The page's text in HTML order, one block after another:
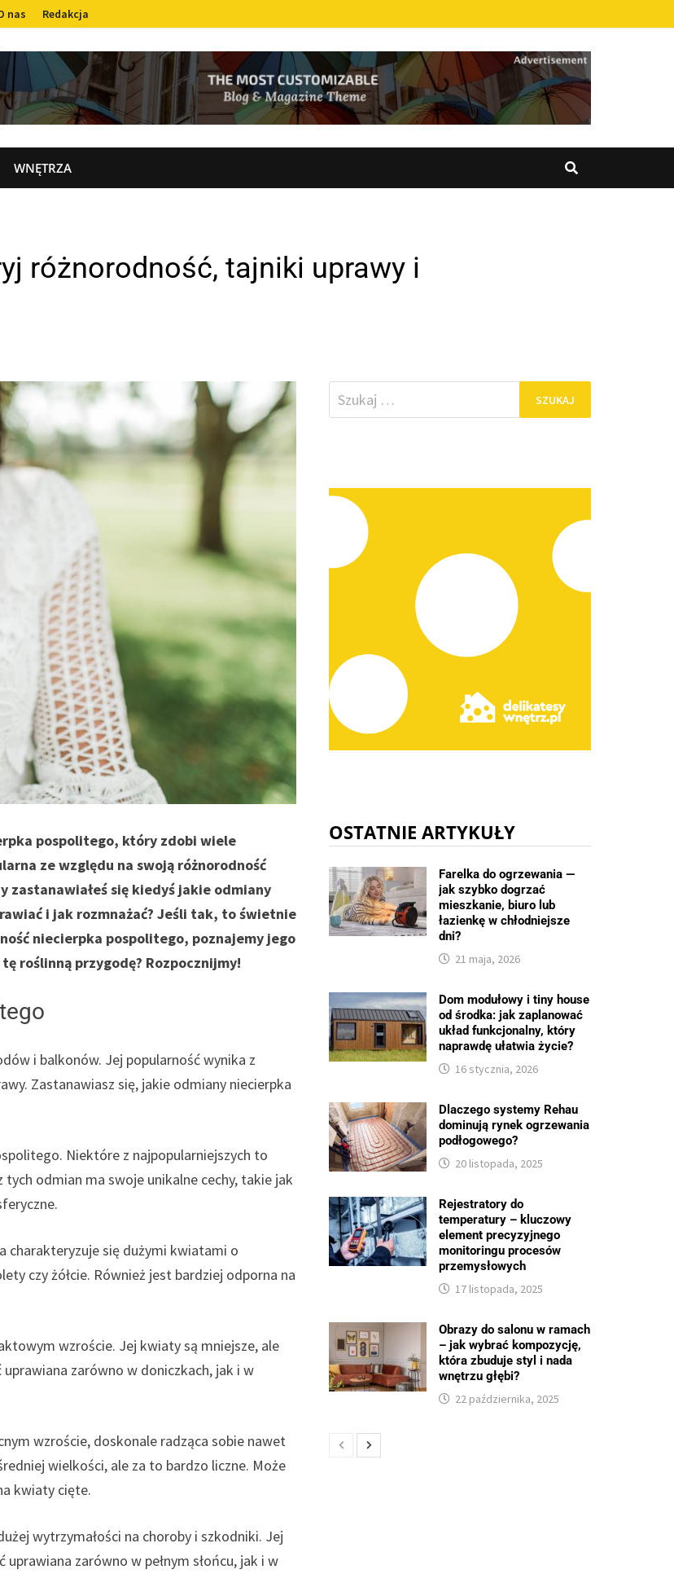
nas Redakcja
WNĘTRZA
różnorodność, tajniki uprawy i
pospolitego, który zdobi wiele
ze względu na swoją różnorodność
zastanawiałeś się kiedyś jakie odmiany
i jak rozmnażać? Jeśli tak, to świetnie
niecierpka pospolitego, poznajemy jego
roślinną przygodę? Rozpocznijmy!
i balkonów. Jej popularność wynika z
Zastanawiasz się, jakie odmiany niecierpka
Niektóre z najpopularniejszych to
tych odmian ma swoje unikalne cechy, takie jak
się dużymi kwiatami o
czy żółcie. Również jest bardziej odporna na
wzroście. Jej kwiaty są mniejsze, ale
zarówno w doniczkach, jak i w
wzroście, doskonale radząca sobie nawet
wielkości, ale za to bardzo liczne. Może
kwiaty cięte.
wytrzymałości na choroby i szkodniki. Jej
zarówno w pełnym słońcu, jak i w
Szukaj:
OSTATNIE ARTYKUŁY
Farelka do ogrzewania —
jak szybko dogrzać
mieszkanie, biuro lub
łazienkę w chłodniejsze
dni?
21 maja, 2026
Dom modułowy i tiny house
od środka: jak zaplanować
układ funkcjonalny, który
naprawdę ułatwia życie?
16 stycznia, 2026
Dlaczego systemy Rehau
dominują rynek ogrzewania
podłogowego?
20 listopada, 2025
Rejestratory do
temperatury – kluczowy
element precyzyjnego
monitoringu procesów
przemysłowych
17 listopada, 2025
Obrazy do salonu w ramach
– jak wybrać kompozycję,
która zbuduje styl i nada
wnętrzu głębi?
22 października, 2025